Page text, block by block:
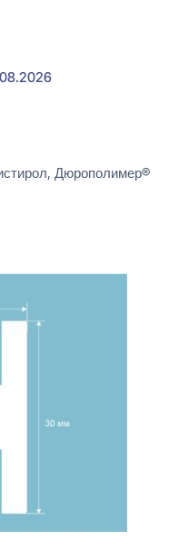
Дюрополимер®